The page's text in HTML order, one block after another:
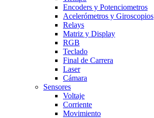
Encoders y Potenciometros
Acelerómetros y Giroscopios
Relays
Matriz y Display
RGB
Teclado
Final de Carrera
Laser
Cámara
Sensores
Voltaje
Corriente
Movimiento